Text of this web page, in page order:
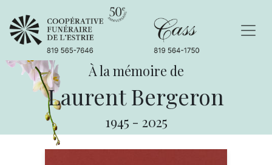
À la mémoire de
Laurent Bergeron
1945 - 2025